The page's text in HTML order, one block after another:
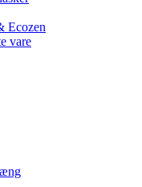
Ecozen
vare